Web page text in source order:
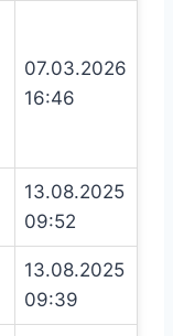
07.03.2026
16:46
13.08.2025
09:52
13.08.2025
09:39